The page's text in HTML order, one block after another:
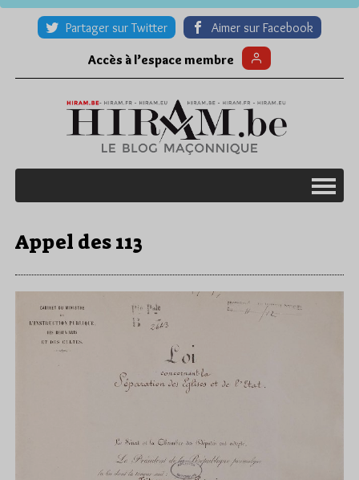
Partager sur Twitter Aimer sur Facebook
Accès à l’espace membre
Appel des 113